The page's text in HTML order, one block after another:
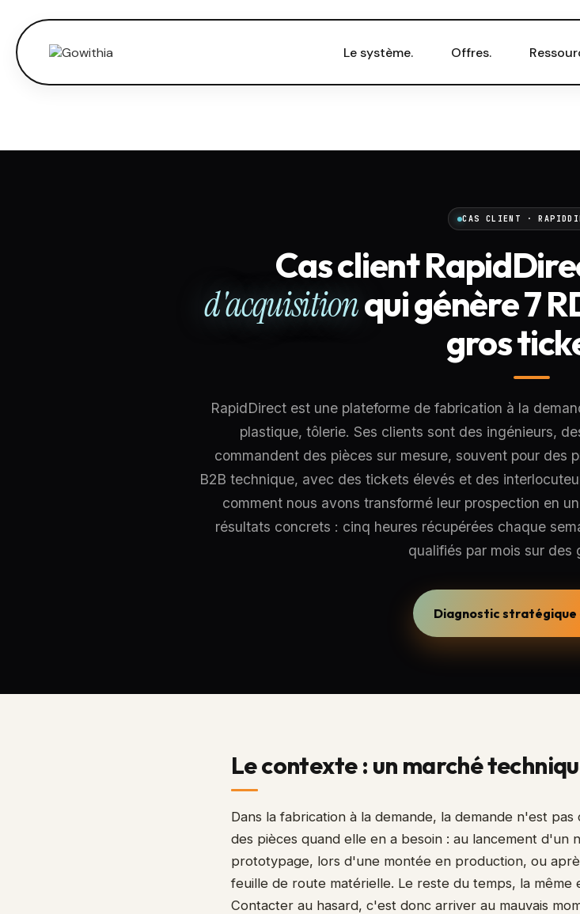
Le système. Offres.
CAS CLIENT ·
Cas client
d'acquisitionqui génère 7
gros
RapidDirect est une plateforme de fabrication à la
plastique, tôlerie. Ses clients sont des ingénieurs,
commandent des pièces sur mesure, souvent pour des
B2B technique, avec des tickets élevés et des
comment nous avons transformé leur prospection en
résultats concrets : cinq heures récupérées chaque
qualifiés par mois sur des
Diagnostic
Le contexte : un marché
Dans la fabrication à la demande, la demande n'est
des pièces quand elle en a besoin : au lancement
prototypage, lors d'une montée en production, ou
feuille de route matérielle. Le reste du temps, la même
Contacter au hasard, c'est donc arriver au mauvais